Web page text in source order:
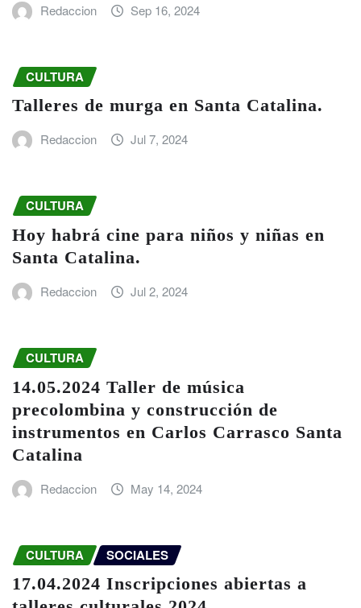
Redaccion Sep 16, 2024
CULTURA
Talleres de murga en Santa Catalina.
Redaccion Jul 7, 2024
CULTURA
Hoy habrá cine para niños y niñas en
Santa Catalina.
Redaccion Jul 2, 2024
CULTURA
14.05.2024 Taller de música
precolombina y construcción de
instrumentos en Carlos Carrasco Santa
Catalina
Redaccion May 14, 2024
CULTURA SOCIALES
17.04.2024 Inscripciones abiertas a